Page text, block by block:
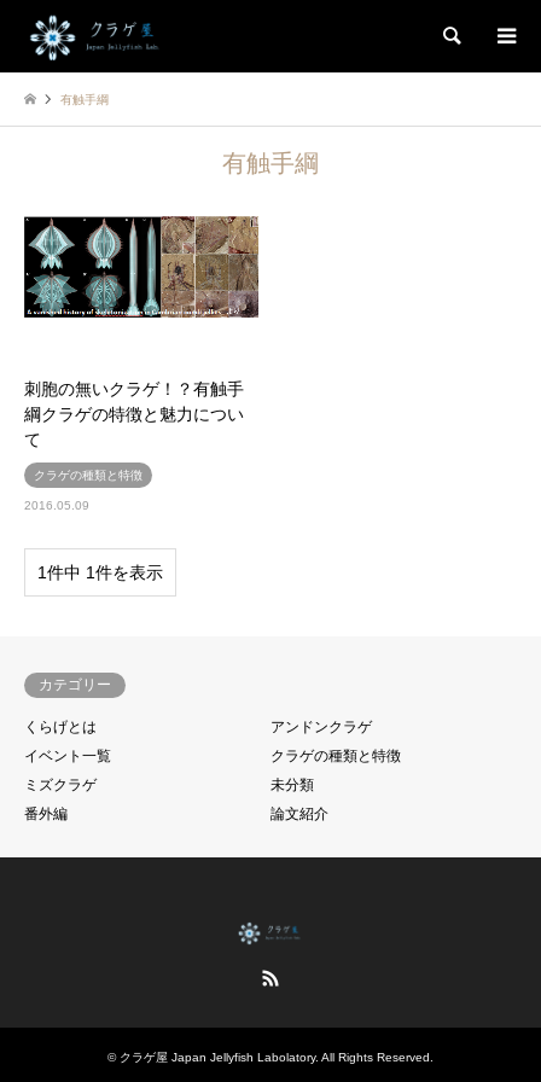
検索
有触手綱
有触手綱
刺胞の無いクラゲ！？有触手
綱クラゲの特徴と魅力につい
て
クラゲの種類と特徴
2016.05.09
1件中 1件を表示
カテゴリー
くらげとは
アンドンクラゲ
イベント一覧
クラゲの種類と特徴
ミズクラゲ
未分類
番外編
論文紹介
© クラゲ屋 Japan Jellyfish Labolatory. All Rights Reserved.